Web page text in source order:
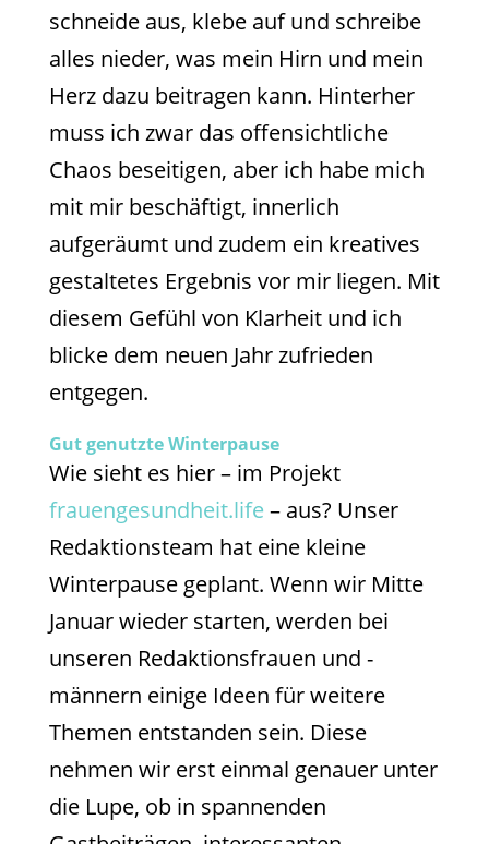
schneide aus, klebe auf und schreibe
alles nieder, was mein Hirn und mein
Herz dazu beitragen kann. Hinterher
muss ich zwar das offensichtliche
Chaos beseitigen, aber ich habe mich
mit mir beschäftigt, innerlich
aufgeräumt und zudem ein kreatives
gestaltetes Ergebnis vor mir liegen. Mit
diesem Gefühl von Klarheit und ich
blicke dem neuen Jahr zufrieden
entgegen.
Gut genutzte Winterpause
Wie sieht es hier – im Projekt
frauengesundheit.life– aus? Unser
Redaktionsteam hat eine kleine
Winterpause geplant. Wenn wir Mitte
Januar wieder starten, werden bei
unseren Redaktionsfrauen und -
männern einige Ideen für weitere
Themen entstanden sein. Diese
nehmen wir erst einmal genauer unter
die Lupe, ob in spannenden